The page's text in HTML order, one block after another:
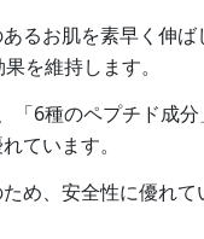
るお肌を素早く伸
を維持します。
「6種のペプチド成
ています。
め、安全性に優れて